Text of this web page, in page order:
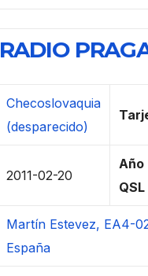
RADIO
Checoslovaquia
(desparecido)
2011-02-20
Año
QSL
Martín Estevez, EA4-
España